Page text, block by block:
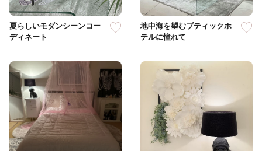
夏らしいモダンシーンコー
ディネート
地中海を望むブティックホ
テルに憧れて